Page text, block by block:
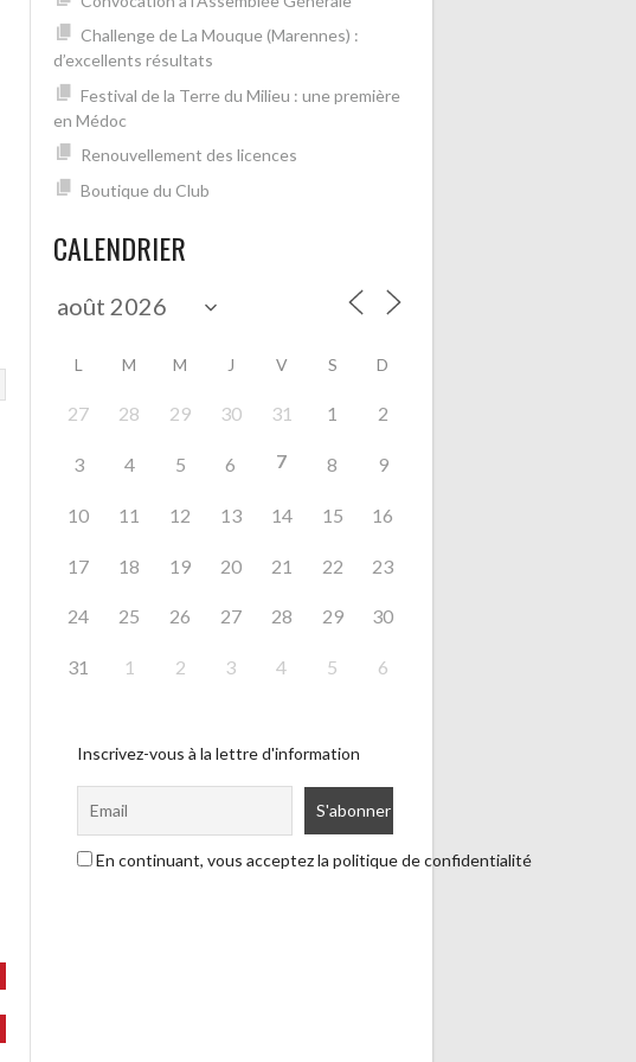
Challenge de La Mouque (Marennes) :
d’excellents résultats
Festival de la Terre du Milieu : une première
en Médoc
Renouvellement des licences
Boutique du Club
CALENDRIER
L M M J V S D
27 28 29 30 31 1 2
3 4 5 6 7 8 9
10 11 12 13 14 15 16
17 18 19 20 21 22 23
24 25 26 27 28 29 30
31 1 2 3 4 5 6
Inscrivez-vous à la lettre d'information
En continuant, vous acceptez la politique de confidentialité